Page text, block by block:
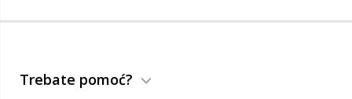
Trebate pomoć?